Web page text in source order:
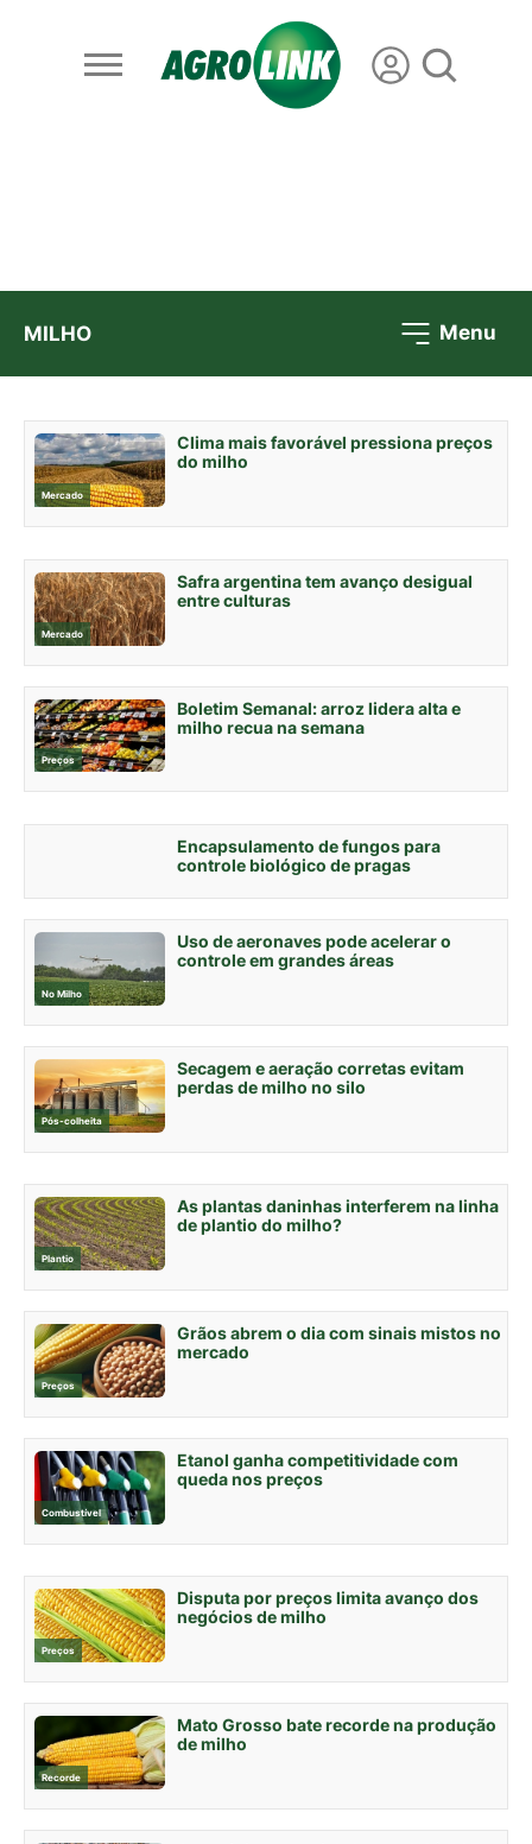
MILHO Menu
Mercado
Clima mais favorável pressiona preços
do milho
Mercado
Safra argentina tem avanço desigual
entre culturas
Preços
Boletim Semanal: arroz lidera alta e
milho recua na semana
Encapsulamento de fungos para
controle biológico de pragas
No Milho
Uso de aeronaves pode acelerar o
controle em grandes áreas
Pós-colheita
Secagem e aeração corretas evitam
perdas de milho no silo
Plantio
As plantas daninhas interferem na linha
de plantio do milho?
Preços
Grãos abrem o dia com sinais mistos no
mercado
Combustível
Etanol ganha competitividade com
queda nos preços
Preços
Disputa por preços limita avanço dos
negócios de milho
Recorde
Mato Grosso bate recorde na produção
de milho